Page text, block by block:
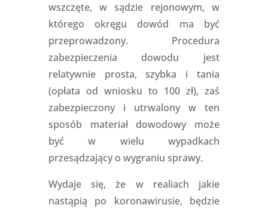
wszczęte, w sądzie rejonowym, w
którego okręgu dowód ma być
przeprowadzony. Procedura
zabezpieczenia dowodu jest
relatywnie prosta, szybka i tania
(opłata od wniosku to 100 zł), zaś
zabezpieczony i utrwalony w ten
sposób materiał dowodowy może
być w wielu wypadkach
przesądzający o wygraniu sprawy.
Wydaje się, że w realiach jakie
nastąpią po koronawirusie, będzie